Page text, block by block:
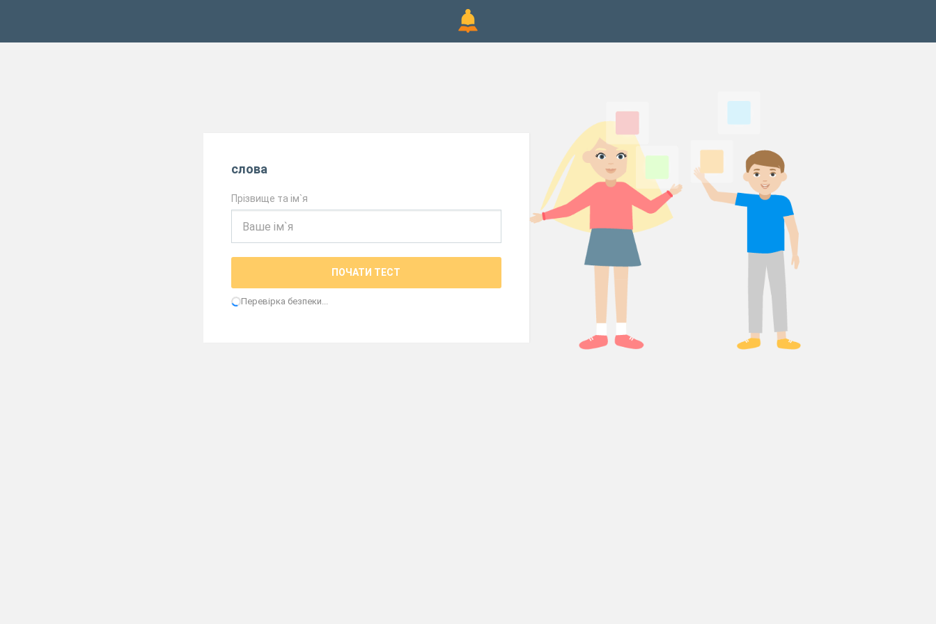
слова
Прізвище та ім`я
ПОЧАТИ ТЕСТ
Перевірка безпеки...